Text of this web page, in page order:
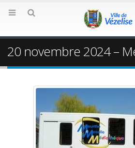
20 novembre 2024 –